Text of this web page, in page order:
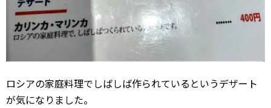
ロシアの家庭料理でしばしば作られているというデザート
が気になりました。